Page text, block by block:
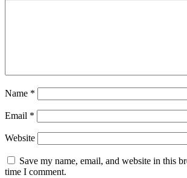
Name *
Email *
Website
Save my name, email, and website in this
time I comment.